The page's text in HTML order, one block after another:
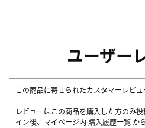
ユーザー
この商品に寄せられたカスタマーレビュ
レビューはこの商品を購入した方のみ
イン後、マイページ内 購入履歴一覧 か